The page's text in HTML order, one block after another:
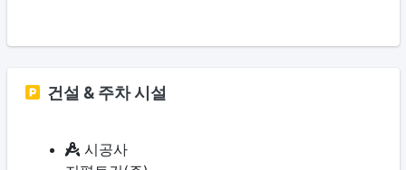
건설 & 주차 시설
시공사